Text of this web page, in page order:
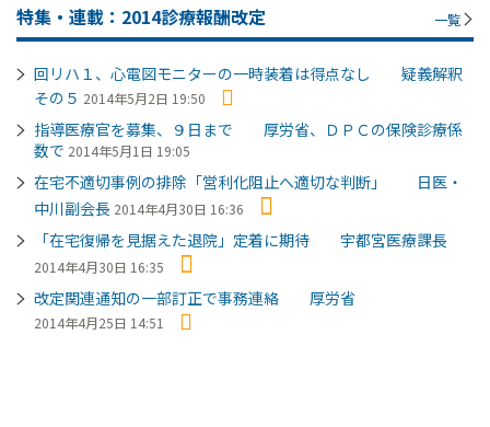
特集・連載：2014診療報酬改定 一覧
回リハ１、心電図モニターの一時装着は得点なし 疑義解釈
その５ 2014年5月2日 19:50
指導医療官を募集、９日まで 厚労省、ＤＰＣの保険診療係
数で 2014年5月1日 19:05
在宅不適切事例の排除「営利化阻止へ適切な判断」 日医・
中川副会長 2014年4月30日 16:36
「在宅復帰を見据えた退院」定着に期待 宇都宮医療課長
2014年4月30日 16:35
改定関連通知の一部訂正で事務連絡 厚労省
2014年4月25日 14:51